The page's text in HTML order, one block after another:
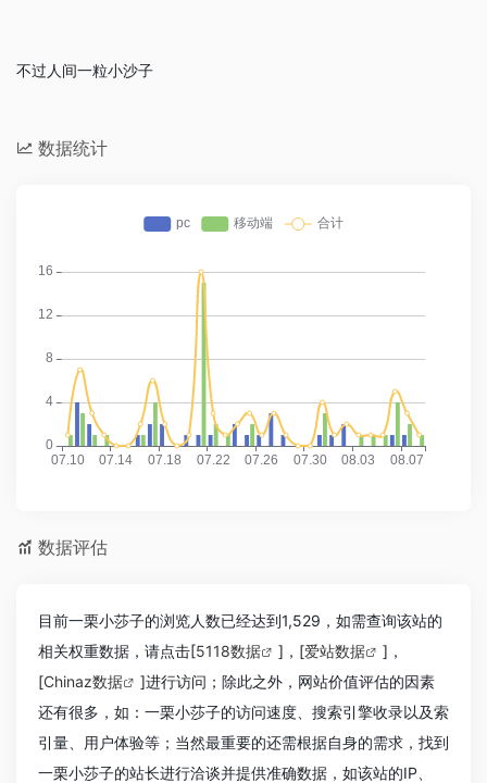
不过人间一粒小沙子
数据统计
数据评估
目前一栗小莎子的浏览人数已经达到1,529，如需查询该站的
相关权重数据，请点击[5118数据 ]，[爱站数据
]，
[Chinaz数据
]进行访问；除此之外，网站价值评估的因素
还有很多，如：一栗小莎子的访问速度、搜索引擎收录以及索
引量、用户体验等；当然最重要的还需根据自身的需求，找到
一栗小莎子的站长进行洽谈并提供准确数据，如该站的IP、